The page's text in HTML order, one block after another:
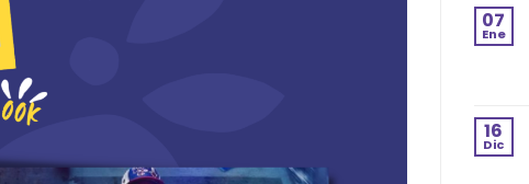
07
Ene
16
Dic